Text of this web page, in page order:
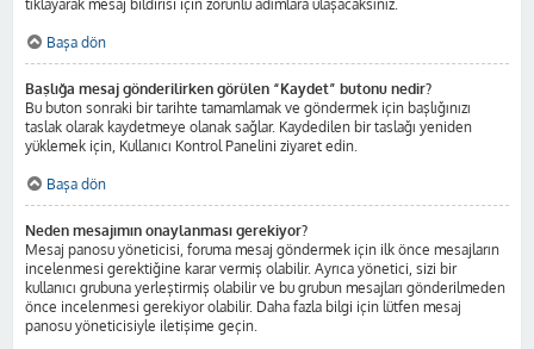
tıklayarak mesaj bildirisi için zorunlu adımlara ulaşacaksınız.
Başa dön
Başlığa mesaj gönderilirken görülen “Kaydet” butonu nedir?
Bu buton sonraki bir tarihte tamamlamak ve göndermek için başlığınızı
taslak olarak kaydetmeye olanak sağlar. Kaydedilen bir taslağı yeniden
yüklemek için, Kullanıcı Kontrol Panelini ziyaret edin.
Başa dön
Neden mesajımın onaylanması gerekiyor?
Mesaj panosu yöneticisi, foruma mesaj göndermek için ilk önce mesajların
incelenmesi gerektiğine karar vermiş olabilir. Ayrıca yönetici, sizi bir
kullanıcı grubuna yerleştirmiş olabilir ve bu grubun mesajları gönderilmeden
önce incelenmesi gerekiyor olabilir. Daha fazla bilgi için lütfen mesaj
panosu yöneticisiyle iletişime geçin.